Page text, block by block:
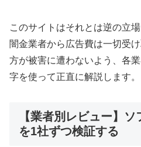
このサイトはそれとは逆の立
闇金業者から広告費は一切受
方が被害に遭わないよう、各
字を使って正直に解説します。
【業者別レビュー】
を1社ずつ検証する